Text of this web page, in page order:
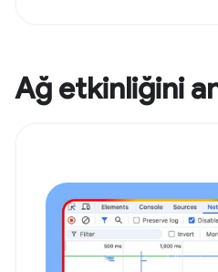
Ağ etkinliğini